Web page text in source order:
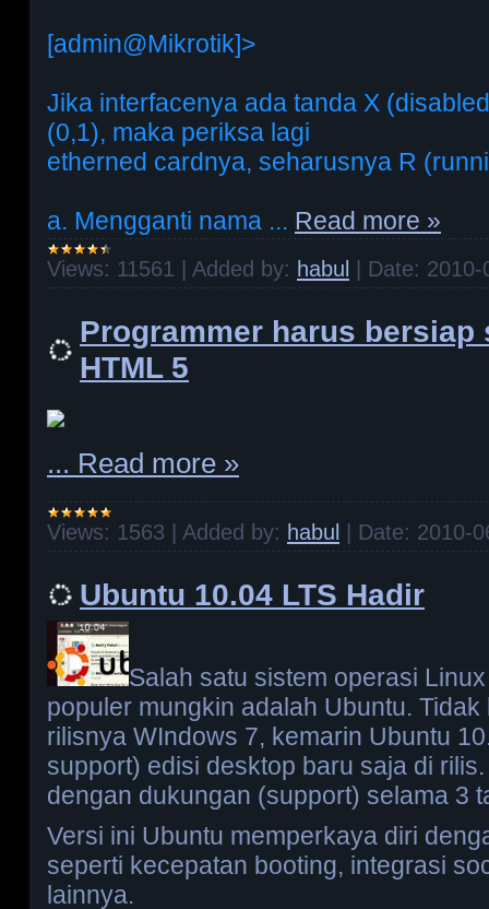
[admin@Mikrotik]>
Jika interfacenya ada tanda X
(0,1), maka periksa lagi
etherned cardnya, seharusnya R
a. Mengganti nama ... Read more »
Views: 11561 | Added by: habul | Date: 2010-
Programmer harus bersiap
HTML 5
... Read more »
Views: 1563 | Added by: habul | Date: 2010-
Ubuntu 10.04 LTS Hadir
Salah satu sistem operasi
populer mungkin adalah Ubuntu.
rilisnya WIndows 7, kemarin Ubuntu
support) edisi desktop baru saja di
dengan dukungan (support) selama 3
Versi ini Ubuntu memperkaya diri
seperti kecepatan booting, integrasi
lainnya.